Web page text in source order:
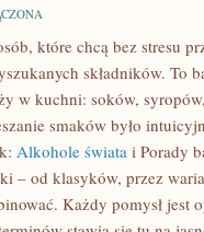
które chcą bez stresu
składników. To
w kuchni: soków,
smaków było
Alkohole świata i Porady
– od klasyków, przez
Każdy pomysł jest